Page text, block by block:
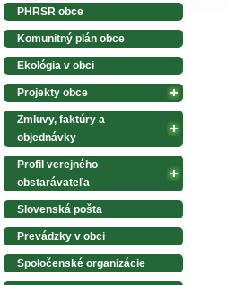
PHRSR obce
Komunitný plán obce
Ekológia v obci
Projekty obce
Zmluvy, faktúry a
objednávky
Profil verejného
obstarávateľa
Slovenská pošta
Prevádzky v obci
Spoločenské organizácie